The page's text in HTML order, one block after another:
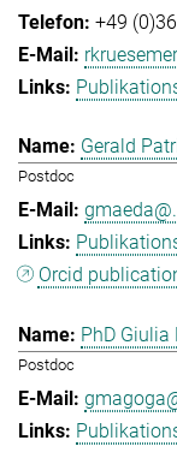
+49
Gerald
Postdoc
Orcid
PhD Giulia
Postdoc